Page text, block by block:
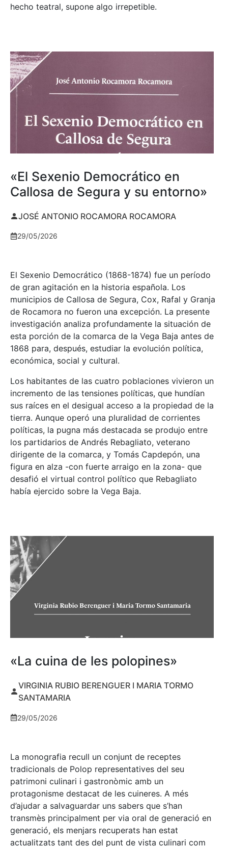
hecho teatral, supone algo irrepetible.
«El Sexenio Democrático en
Callosa de Segura y su entorno»
JOSÉ ANTONIO ROCAMORA ROCAMORA
29/05/2026
El Sexenio Democrático (1868-1874) fue un período
de gran agitación en la historia española. Los
municipios de Callosa de Segura, Cox, Rafal y Granja
de Rocamora no fueron una excepción. La presente
investigación analiza profundamente la situación de
esta porción de la comarca de la Vega Baja antes de
1868 para, después, estudiar la evolución política,
económica, social y cultural.
Los habitantes de las cuatro poblaciones vivieron un
incremento de las tensiones políticas, que hundían
sus raíces en el desigual acceso a la propiedad de la
tierra. Aunque operó una pluralidad de corrientes
políticas, la pugna más destacada se produjo entre
los partidarios de Andrés Rebagliato, veterano
dirigente de la comarca, y Tomás Capdepón, una
figura en alza -con fuerte arraigo en la zona- que
desafió el virtual control político que Rebagliato
había ejercido sobre la Vega Baja.
«La cuina de les polopines»
VIRGINIA RUBIO BERENGUER I MARIA TORMO
SANTAMARIA
29/05/2026
La monografia recull un conjunt de receptes
tradicionals de Polop representatives del seu
patrimoni culinari i gastronòmic amb un
protagonisme destacat de les cuineres. A més
d’ajudar a salvaguardar uns sabers que s’han
transmès principalment per via oral de generació en
generació, els menjars recuperats han estat
actualitzats tant des del punt de vista culinari com